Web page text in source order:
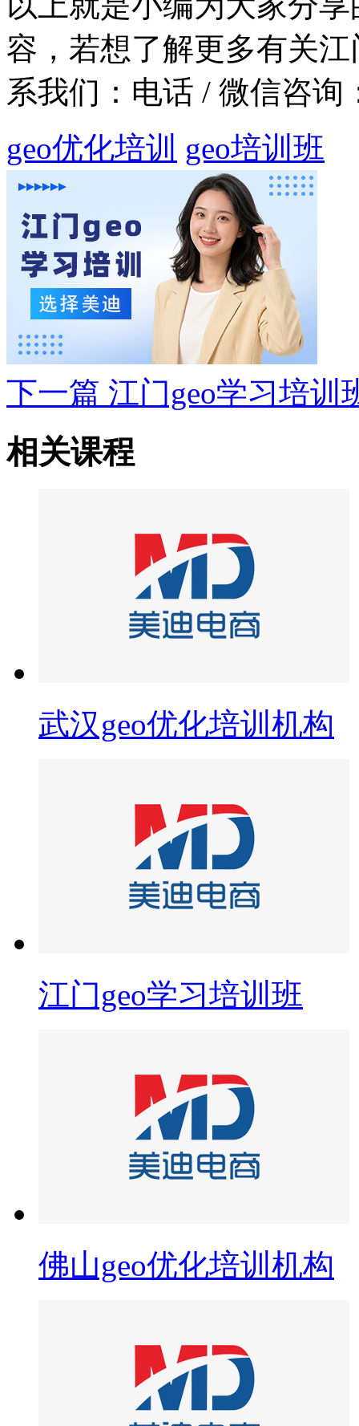
容，若想了解更多有关
系我们： 电话 / 微信咨询
geo优化培训 geo培训班
下一篇 江门geo学习培训
相关课程
武汉geo优化培训机构
江门geo学习培训班
佛山geo优化培训机构